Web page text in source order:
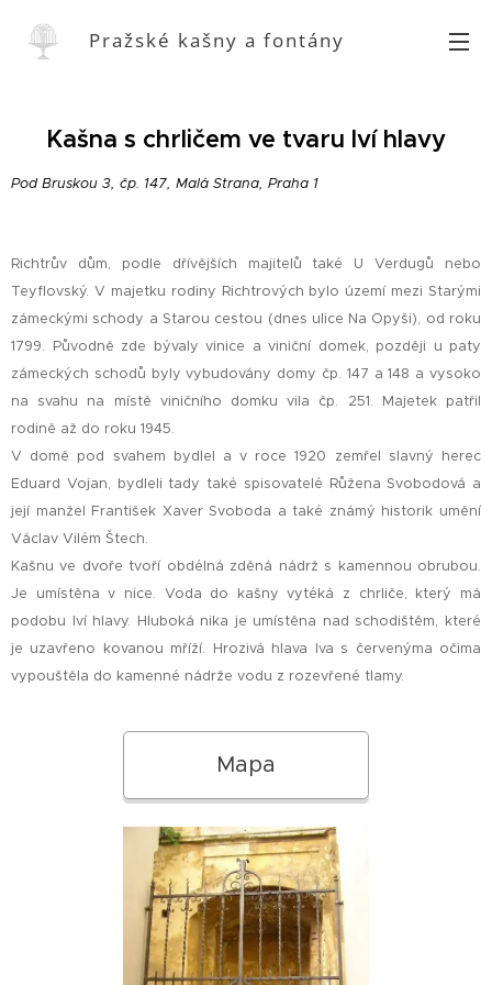
Pražské kašny a fontány
Kašna s chrličem ve tvaru lví hlavy
Pod Bruskou 3, čp. 147, Malá Strana, Praha 1
Richtrův dům, podle dřívějších majitelů také U Verdugů nebo
Teyflovský. V majetku rodiny Richtrových bylo území mezi Starými
zámeckými schody a Starou cestou (dnes ulice Na Opyši), od roku
1799. Původně zde bývaly vinice a viniční domek, později u paty
zámeckých schodů byly vybudovány domy čp. 147 a 148 a vysoko
na svahu na místě viničního domku vila čp. 251. Majetek patřil
rodině až do roku 1945.
V domě pod svahem bydlel a v roce 1920 zemřel slavný herec
Eduard Vojan, bydleli tady také spisovatelé Růžena Svobodová a
její manžel František Xaver Svoboda a také známý historik umění
Václav Vilém Štech.
Kašnu ve dvoře tvoří obdélná zděná nádrž s kamennou obrubou.
Je umístěna v nice. Voda do kašny vytéká z chrliče, který má
podobu lví hlavy. Hluboká nika je umístěna nad schodištěm, které
je uzavřeno kovanou mříží. Hrozivá hlava lva s červenýma očima
vypouštěla do kamenné nádrže vodu z rozevřené tlamy.
Mapa